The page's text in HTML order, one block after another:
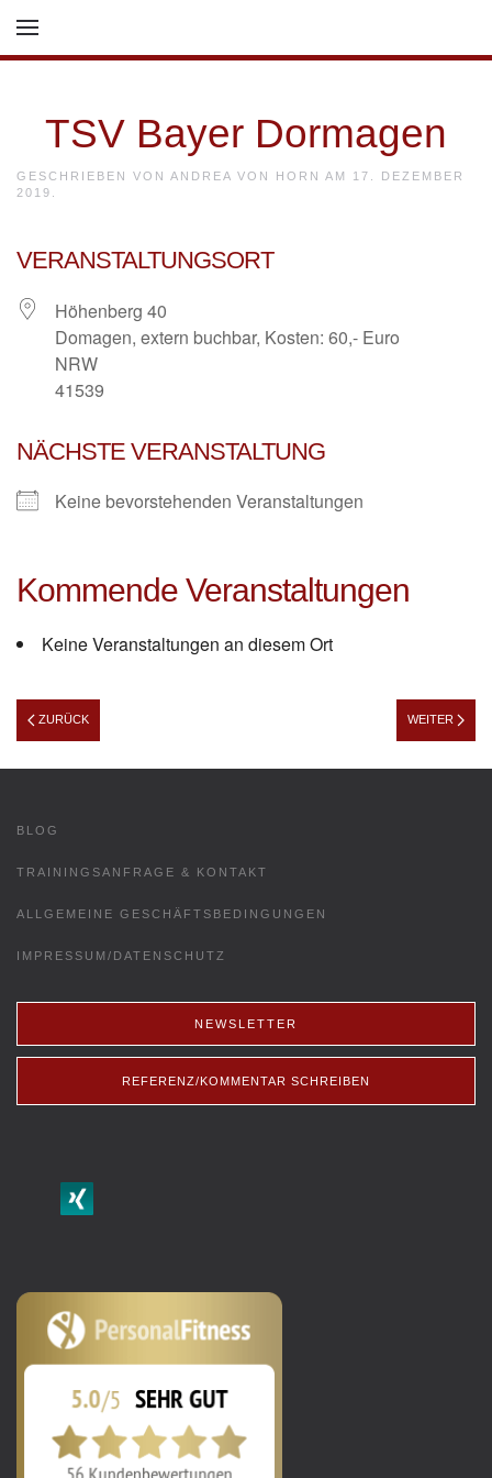
Skip to main content
TSV Bayer Dormagen
GESCHRIEBEN VON ANDREA VON HORN AM 17. DEZEMBER
2019
VERANSTALTUNGSORT
Höhenberg 40
Domagen, extern buchbar, Kosten: 60,- Euro
NRW
41539
NÄCHSTE VERANSTALTUNG
Keine bevorstehenden Veranstaltungen
Kommende Veranstaltungen
Keine Veranstaltungen an diesem Ort
ZURÜCK WEITER
BLOG
TRAININGSANFRAGE & KONTAKT
ALLGEMEINE GESCHÄFTSBEDINGUNGEN
IMPRESSUM/DATENSCHUTZ
NEWSLETTER
REFERENZ/KOMMENTAR SCHREIBEN